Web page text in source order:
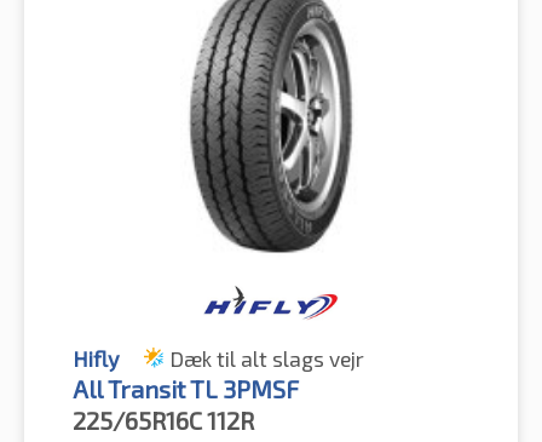
Hifly Dæk til alt slags vejr
All Transit TL 3PMSF
225/65R16C112R